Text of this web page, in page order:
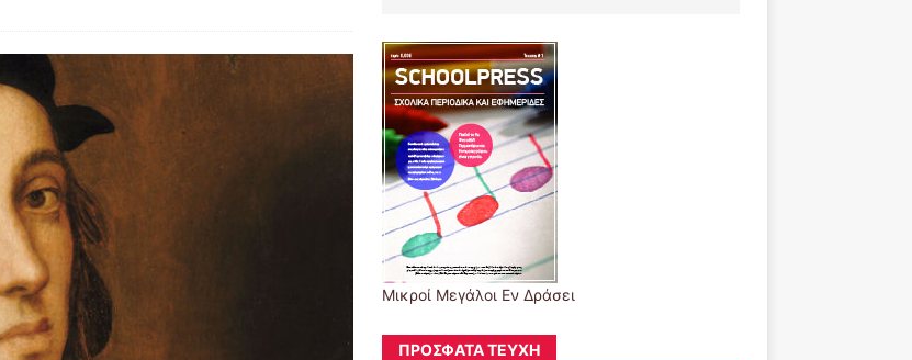
Μικροί Μεγάλοι Εν Δράσει
ΠΡΌΣΦΑΤΑ ΤΕΎΧΗ